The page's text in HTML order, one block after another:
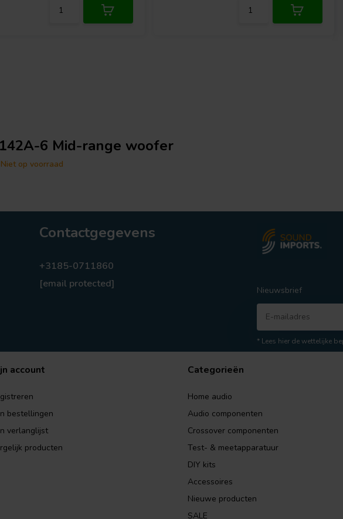
6 Mid-range woofer
Niet op voorraad
Contactgegevens
+3185-0711860
[email protected]
Nieuwsbrief
* Lees hier de wettelijke
account
bestellingen
verlanglijst
producten
Categorieën
Home audio
Audio componenten
Crossover componenten
Test- & meetapparatuur
DIY kits
Accessoires
Nieuwe producten
SALE